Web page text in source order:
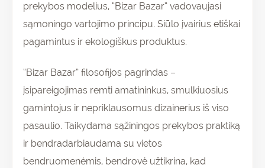
prekybos modelius, “Bizar Bazar” vadovaujasi
sąmoningo vartojimo principu. Siūlo įvairius etiškai
pagamintus ir ekologiškus produktus.
“Bizar Bazar” filosofijos pagrindas –
įsipareigojimas remti amatininkus, smulkiuosius
gamintojus ir nepriklausomus dizainerius iš viso
pasaulio. Taikydama sąžiningos prekybos praktiką
ir bendradarbiaudama su vietos
bendruomenėmis, bendrovė užtikrina, kad